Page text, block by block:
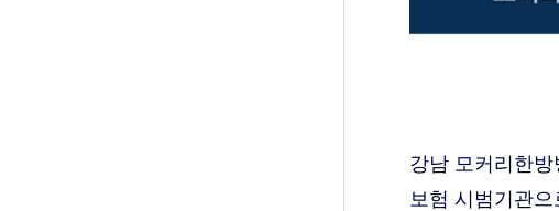
강남 모커리한
보험 시범기관